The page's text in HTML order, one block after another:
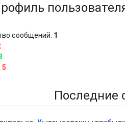
сообщений: 1
5
Последние